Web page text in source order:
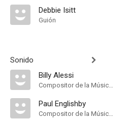
Debbie Isitt
Guión
Sonido
Billy Alessi
Compositor de la Música Original
Paul Englishby
Compositor de la Música Original